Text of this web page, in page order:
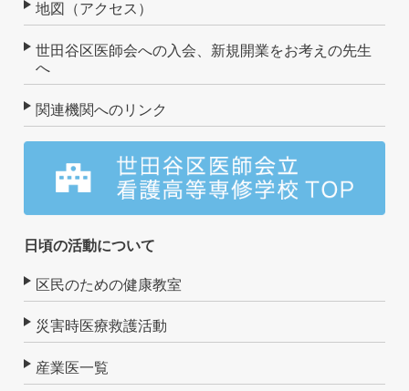
地図（アクセス）
世田谷区医師会への入会、新規開業をお考えの先生
へ
関連機関へのリンク
日頃の活動について
区民のための健康教室
災害時医療救護活動
産業医一覧